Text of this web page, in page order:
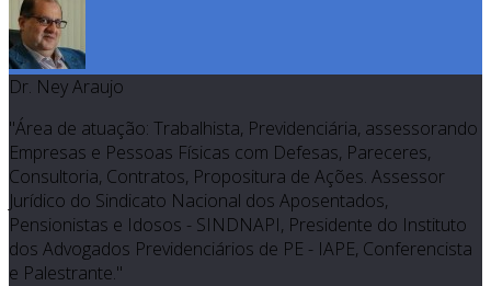
Dr. Ney Araujo
"Área de atuação: Trabalhista, Previdenciária, assessorando
Empresas e Pessoas Físicas com Defesas, Pareceres,
Consultoria, Contratos, Propositura de Ações. Assessor
Jurídico do Sindicato Nacional dos Aposentados,
Pensionistas e Idosos - SINDNAPI, Presidente do Instituto
dos Advogados Previdenciários de PE - IAPE, Conferencista
e Palestrante."